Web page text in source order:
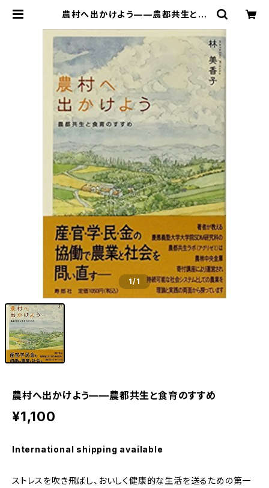
農村へ出かけよう——農都共生と食
1/1
農村へ出かけよう——農都共生と食育のすすめ
¥1,100
International shipping available
ストレスを吹き飛ばし、おいしく健康的な生活を送るための第一